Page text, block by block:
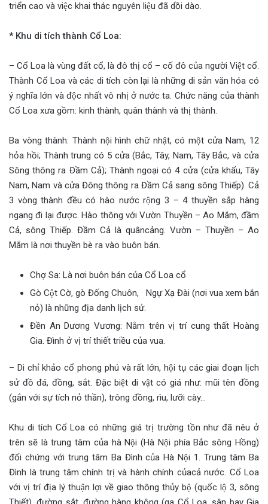
triển cao và việc khai thác nguyên liệu đã dồi dào.
* Khu di tích thành Cổ Loa:
– Cổ Loa là vùng đất cổ, là đô thị cổ – cố đô của người Việt cổ.
Thành Cổ Loa và các di tích còn lại là những di sản văn hóa có
ý nghĩa lớn và độc nhất vô nhị ở nước ta. Chức năng của thành
Cổ Loa xưa gồm: kinh thành, quân thành và thị thành.
Ba vòng thành: Thành nội hình chữ nhật, có một cửa Nam, 12
hỏa hồi; Thành trung có 5 cửa (Bắc, Tây, Nam, Tây Bắc, và cửa
Sông thông ra Đầm Cả); Thành ngoại có 4 cửa (cửa khẩu, Tây
Nam, Nam và cửa Đông thông ra Đầm Cả sang sông Thiếp). Cả
3 vòng thành đều có hào nước rộng 3 – 4 thuyền sắp hàng
ngang đi lại được. Hào thông với Vườn Thuyền – Ao Mắm, đầm
Cả, sông Thiếp. Đầm Cả là quâncảng. Vườn – Thuyền – Ao
Mắm là nơi thuyền bè ra vào buôn bán.
Chợ Sa: Là nơi buôn bán của Cổ Loa cổ
Gò Cột Cờ, gò Đống Chuôn, Ngự Xạ Đài (nơi vua xem bắn
nỏ) là những địa danh lịch sử.
Đền An Dương Vương: Nằm trên vị trí cung thất Hoàng
Gia. Đình ở vị trí thiết triều của vua.
– Di chỉ khảo cổ phong phú và rất lớn, hội tụ các giai đoạn lịch
sử đồ đá, đồng, sắt. Đặc biệt di vật có giá như: mũi tên đồng
(gắn với sự tích nỏ thần), trông đồng, rìu, lưỡi cày…
Khu di tích Cổ Loa có những giá trị trường tồn như đã nêu ở
trên sẽ là trung tâm của hà Nội (Hà Nội phía Bắc sông Hồng)
đối chứng với trung tâm Ba Đình của Hà Nội 1. Trung tâm Ba
Đình là trung tâm chính trị và hành chính củacả nước. Cổ Loa
với vị trí địa lý thuận lợi về giao thông thủy bộ (quốc lộ 3, sông